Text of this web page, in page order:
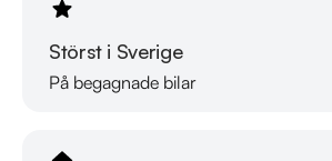
Störst i Sverige
På begagnade bilar